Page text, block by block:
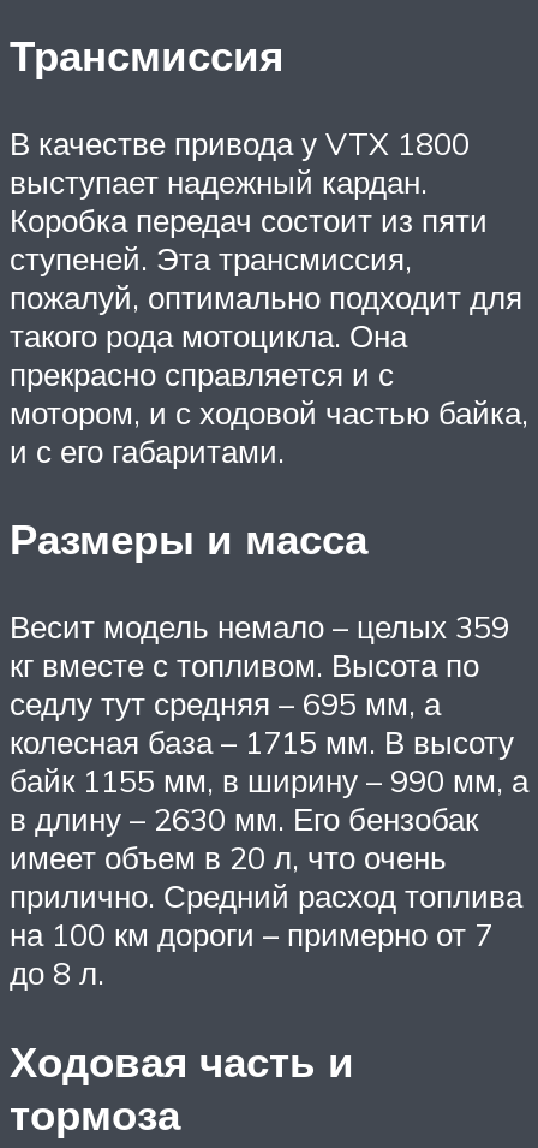
Трансмиссия
В качестве привода у VTX 1800
выступает надежный кардан.
Коробка передач состоит из пяти
ступеней. Эта трансмиссия,
пожалуй, оптимально подходит для
такого рода мотоцикла. Она
прекрасно справляется и с
мотором, и с ходовой частью байка,
и с его габаритами.
Размеры и масса
Весит модель немало – целых 359
кг вместе с топливом. Высота по
седлу тут средняя – 695 мм, а
колесная база – 1715 мм. В высоту
байк 1155 мм, в ширину – 990 мм, а
в длину – 2630 мм. Его бензобак
имеет объем в 20 л, что очень
прилично. Средний расход топлива
на 100 км дороги – примерно от 7
до 8 л.
Ходовая часть и
тормоза